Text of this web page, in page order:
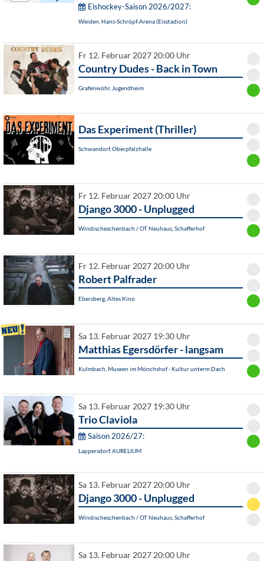
Eishockey-Saison 2026/2027:
Weiden, Hans-Schröpf-Arena (Eisstadion)
Fr 12. Februar 2027 20:00 Uhr
Country Dudes - Back in Town
Grafenwöhr, Jugendheim
Das Experiment (Thriller)
Schwandorf, Oberpfalzhalle
Fr 12. Februar 2027 20:00 Uhr
Django 3000 - Unplugged
Windischeschenbach / OT Neuhaus, Schafferhof
Fr 12. Februar 2027 20:00 Uhr
Robert Palfrader
Ebersberg, Altes Kino
Sa 13. Februar 2027 19:30 Uhr
Matthias Egersdörfer - langsam
Kulmbach, Museen im Mönchshof - Kultur unterm Dach
Sa 13. Februar 2027 19:30 Uhr
Trio Claviola
Saison 2026/27:
Lappersdorf, AURELIUM
Sa 13. Februar 2027 20:00 Uhr
Django 3000 - Unplugged
Windischeschenbach / OT Neuhaus, Schafferhof
Sa 13. Februar 2027 20:00 Uhr